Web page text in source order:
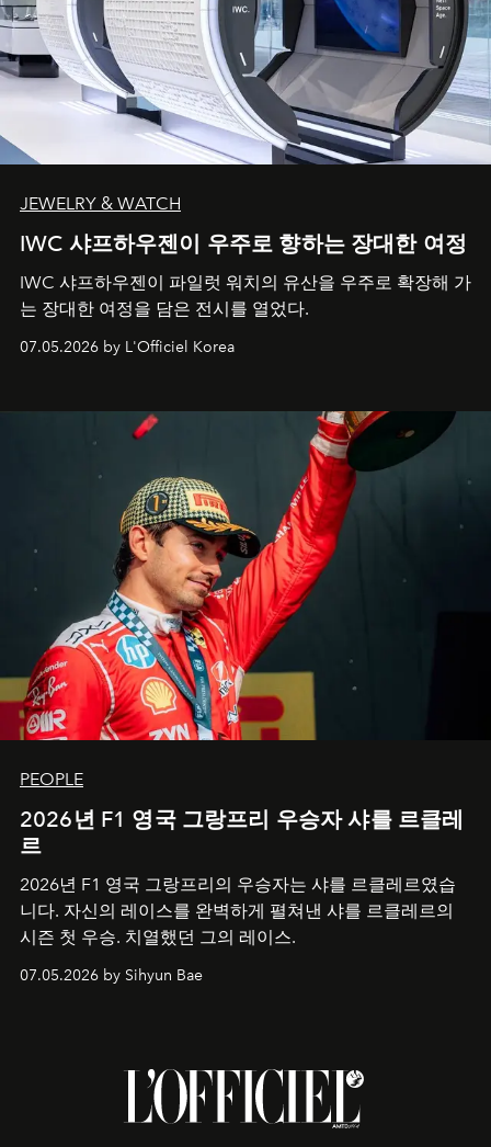
JEWELRY & WATCH
IWC 샤프하우젠이 우주로 향하는 장대한 여정
IWC 샤프하우젠이 파일럿 워치의 유산을 우주로 확장해 가
는 장대한 여정을 담은 전시를 열었다.
07.05.2026 by L'Officiel Korea
PEOPLE
2026년 F1 영국 그랑프리 우승자 샤를 르클레
르
2026년 F1 영국 그랑프리의 우승자는 샤를 르클레르였습
니다. 자신의 레이스를 완벽하게 펼쳐낸 샤를 르클레르의
시즌 첫 우승. 치열했던 그의 레이스.
07.05.2026 by Sihyun Bae